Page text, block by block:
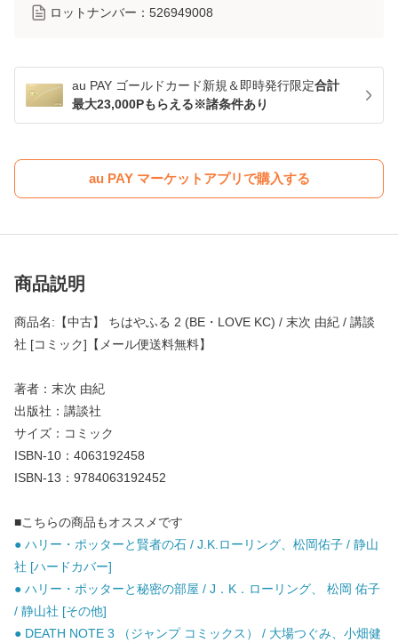
ロットナンバー： 526949008
au PAY ゴールドカード新規＆即時発行限定合計
最大23,000Pもらえる※諸条件あり
au PAY マーケットアプリで購入する
商品説明
商品名:【中古】 ちはやふる 2 (BE・LOVE KC) / 末次 由紀 / 講談
社 [コミック]【メール便送料無料】
著者：末次 由紀
出版社：講談社
サイズ：コミック
ISBN-10：4063192458
ISBN-13：9784063192452
■こちらの商品もオススメです
● ハリー・ポッターと賢者の石 / J.K.ローリング、松岡佑子 / 静山
社 [ハードカバー]
● ハリー・ポッターと秘密の部屋 / J．K．ローリング、 松岡 佑子
/ 静山社 [その他]
● DEATH NOTE 3 （ジャンプ コミックス） / 大場つぐみ、小畑健